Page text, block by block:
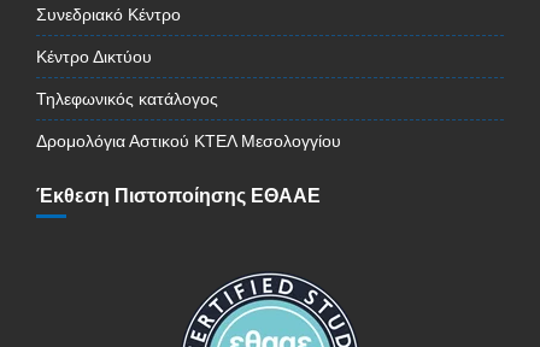
Συνεδριακό Κέντρο
Κέντρο Δικτύου
Τηλεφωνικός κατάλογος
Δρομολόγια Αστικού ΚΤΕΛ Μεσολογγίου
Έκθεση Πιστοποίησης ΕΘΑΑΕ